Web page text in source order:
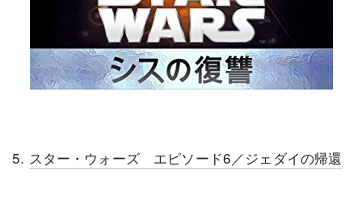
5. スター・ウォーズ エピソード6／ジェダイの帰還